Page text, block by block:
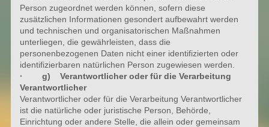
Person zugeordnet werden können, sofern diese
zusätzlichen Informationen gesondert aufbewahrt werden
und technischen und organisatorischen Maßnahmen
unterliegen, die gewährleisten, dass die
personenbezogenen Daten nicht einer identifizierten oder
identifizierbaren natürlichen Person zugewiesen werden.
· g) Verantwortlicher oder für die Verarbeitung
Verantwortlicher
Verantwortlicher oder für die Verarbeitung Verantwortlicher
ist die natürliche oder juristische Person, Behörde,
Einrichtung oder andere Stelle, die allein oder gemeinsam